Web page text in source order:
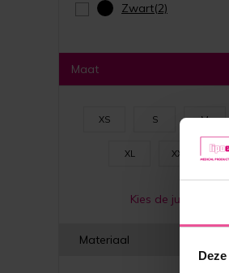
Zwart(2)
Maat
XS S M
XL XXL
Kies de juiste maat
Materiaal